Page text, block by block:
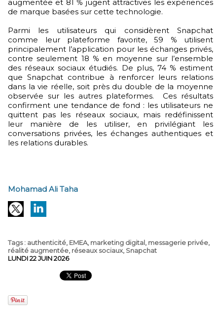
augmentée et 81 % jugent attractives les expériences
de marque basées sur cette technologie.
Parmi les utilisateurs qui considèrent Snapchat
comme leur plateforme favorite, 59 % utilisent
principalement l’application pour les échanges privés,
contre seulement 18 % en moyenne sur l’ensemble
des réseaux sociaux étudiés. De plus, 74 % estiment
que Snapchat contribue à renforcer leurs relations
dans la vie réelle, soit près du double de la moyenne
observée sur les autres plateformes. Ces résultats
confirment une tendance de fond : les utilisateurs ne
quittent pas les réseaux sociaux, mais redéfinissent
leur manière de les utiliser, en privilégiant les
conversations privées, les échanges authentiques et
les relations durables.
Mohamad Ali Taha
Tags: authenticité, EMEA, marketing digital, messagerie privée,
réalité augmentée, réseaux sociaux, Snapchat
LUNDI 22 JUIN 2026